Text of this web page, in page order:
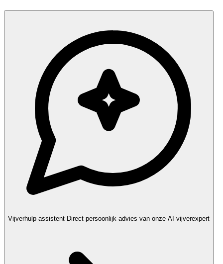
Vijverhulp assistent Direct persoonlijk advies van onze AI-vijverexpert